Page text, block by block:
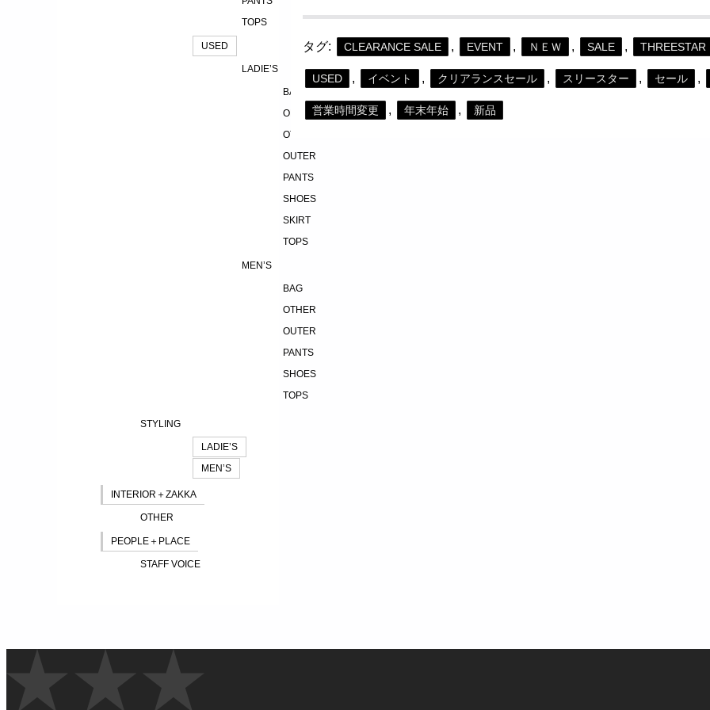
TOPS
USED
LADIE’S
BAG
ONEPIECE
OTHER
OUTER
PANTS
SHOES
SKIRT
TOPS
MEN’S
BAG
OTHER
OUTER
PANTS
SHOES
TOPS
STYLING
LADIE’S
MEN’S
INTERIOR＋ZAKKA
OTHER
PEOPLE＋PLACE
STAFF VOICE
タグ: CLEARANCE SALE , EVENT , ＮＥＷ , SALE , THREESTAR
USED , イベント , クリアランスセール , スリースター , セール ,
営業時間変更 , 年末年始 , 新品